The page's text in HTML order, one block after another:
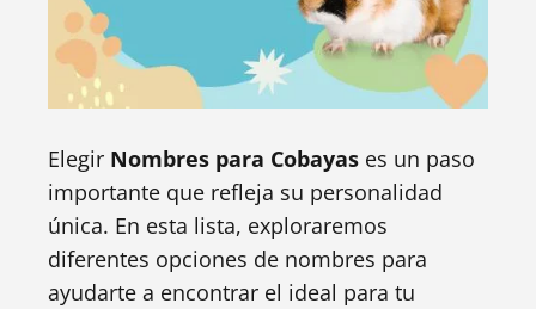
Elegir Nombres para Cobayas es un paso
importante que refleja su personalidad
única. En esta lista, exploraremos
diferentes opciones de nombres para
ayudarte a encontrar el ideal para tu